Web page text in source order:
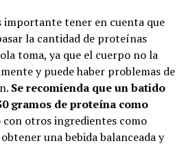
importante tener en cuenta que
la cantidad de proteínas
toma, ya que el cuerpo no la
y puede haber problemas de
Se recomienda que un batido
gramos de proteína como
con otros ingredientes como
una bebida balanceada y